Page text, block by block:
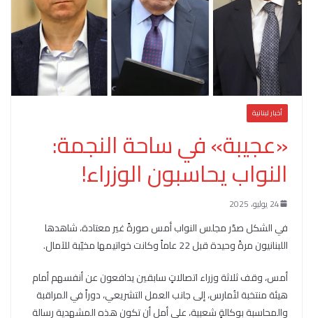
أخبار لبنانية
«عجيبة» في ساحة النجمة:
النواب يحاسبون الوزراء!
24 يوليو، 2025
في الشكل صدّر مجلس النواب أمس صورةً غير معتادة، شاهدها
اللبنانيون مرةً وحيدة قبل 22 عاماً وكانت خواتيمها مخيّبة للآمال.
أمس، وقف ثلاثة وزراء اتصالاتٍ سابقين يدافعون عن أنفسهم أمام
هيئة منتخبة لتُمارس، إلى جانب العمل التشريعي، دوراً في المراقبة
والمحاسبة بوكالةٍ شعبية، على أمل أن تكون هذه المشهدية رسالة